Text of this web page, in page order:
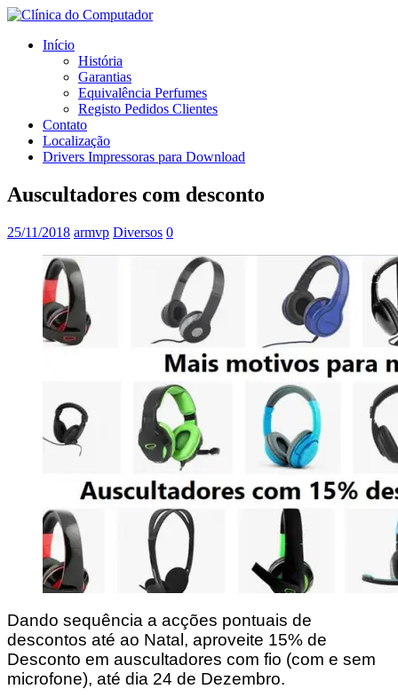
Início
História
Garantias
Equivalência Perfumes
Registo Pedidos Clientes
Contato
Localização
Drivers Impressoras para Download
Auscultadores com desconto
25/11/2018 armvp Diversos 0
Dando sequência a acções pontuais de
descontos até ao Natal, aproveite 15% de
Desconto em auscultadores com fio (com e sem
microfone), até dia 24 de Dezembro.